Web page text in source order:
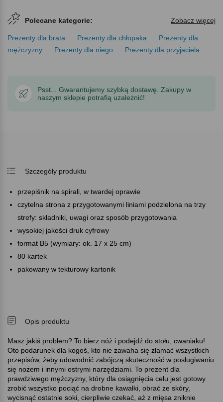
Polecane kategorie: Zobacz więcej
Prezenty dla brata Prezenty dla chłopaka
Prezenty dla
mężczyzny
Prezenty dla niego Prezenty dla przyjaciela
Psst... Gwarantujemy szybką dostawę. Zakupy w
naszym sklepie potrafią uzależnić!
Szczegóły produktu
przepiśnik na spirali, w twardej oprawie
czytelna strona z przygotowanymi liniami podzielona na trzy
strefy: składniki, uwagi oraz sposób przygotowania
wysokiej jakości druk cyfrowy
format B5 (wymiary: ok. 17 x 25 cm)
80 kartek
pakowany w tekturowy kartonik
Opis produktu
Masz jakiś problem? To bierz nóż i podejdź do stołu, cwaniaku!
Oto podarunek dla kogoś, kto nie zawaha się złamać wszystkich
przepisów, żeby udowodnić zabójczą skuteczność w posługiwaniu
się nożem i innymi ostrymi narzędziami. To prezent dla
prawdziwego mężczyzny, który dla osiągnięcia celu jest gotowy
zrobić wszystko pociąć na drobne kawałki, obrać ze skóry,
wycisnąć ostatnie soki, cierpliwie czekać, aż z mięsa zniknie